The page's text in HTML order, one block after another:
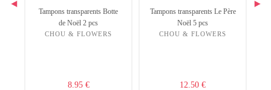
Tampons transparents Botte
de Noël 2 pcs
CHOU & FLOWERS
8.95 €
Tampons transparents Le Père
Noël 5 pcs
CHOU & FLOWERS
12.50 €
‹ ›